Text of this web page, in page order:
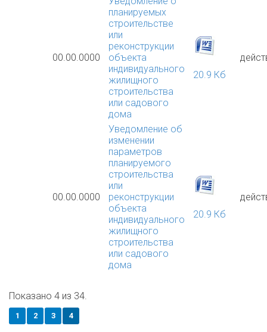
00.00.0000
планируемых
строительстве
или
реконструкции
объекта
индивидуального
жилищного
строительства
или садового
дома
20.9 Кб
00.00.0000
Уведомление об
изменении
параметров
планируемого
строительства
или
реконструкции
объекта
индивидуального
жилищного
строительства
или садового
дома
20.9 Кб
Показано 4 из 34.
1 2 3 4